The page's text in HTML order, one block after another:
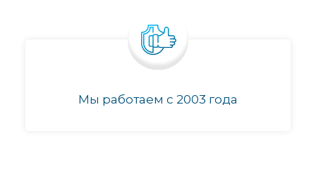
Мы работаем с 2003 года